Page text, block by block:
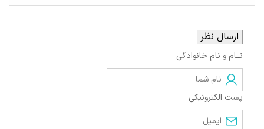
ارسال نظر
نــام و نام خانوادگی
پست الکترونیکی